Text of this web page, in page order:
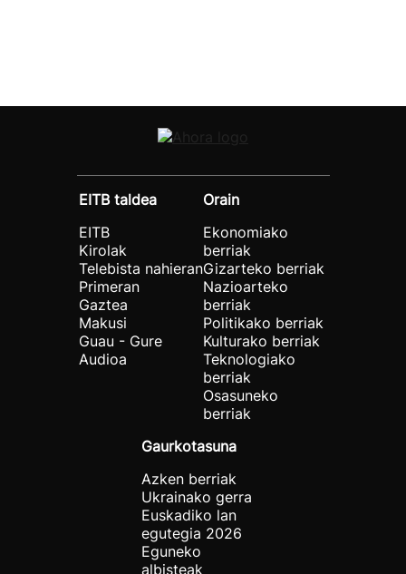
EITB taldea
EITB
Kirolak
Telebista nahieran
Primeran
Gaztea
Makusi
Guau - Gure
Audioa
Orain
Ekonomiako
berriak
Gizarteko berriak
Nazioarteko
berriak
Politikako berriak
Kulturako berriak
Teknologiako
berriak
Osasuneko
berriak
Gaurkotasuna
Azken berriak
Ukrainako gerra
Euskadiko lan
egutegia 2026
Eguneko
albisteak